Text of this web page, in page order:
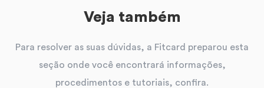
Veja também
Para resolver as suas dúvidas, a Fitcard preparou esta
seção onde você encontrará informações,
procedimentos e tutoriais, confira.